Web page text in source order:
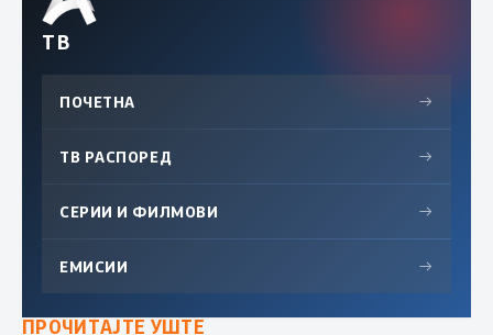
ТВ
ПОЧЕТНА →
ТВ РАСПОРЕД →
СЕРИИ И ФИЛМОВИ →
ЕМИСИИ →
ПРОЧИТАЈТЕ УШТЕ